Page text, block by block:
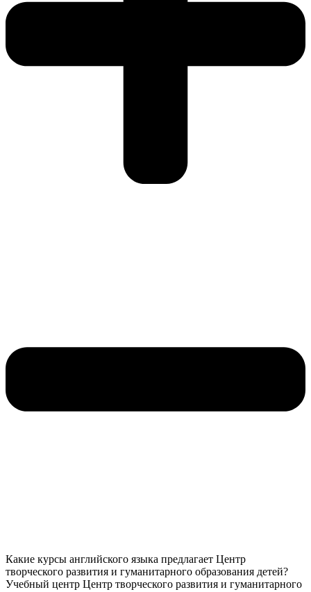
Какие курсы английского языка предлагает Центр
творческого развития и гуманитарного образования детей?
Учебный центр Центр творческого развития и гуманитарного